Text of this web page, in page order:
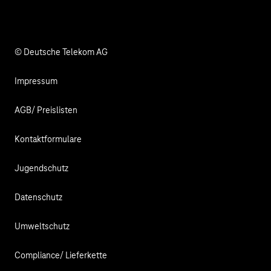
© Deutsche Telekom AG
Impressum
AGB/ Preislisten
Kontaktformulare
Jugendschutz
Datenschutz
Umweltschutz
Compliance/ Lieferkette